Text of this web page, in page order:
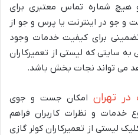
هیچ شماره تماس معتبری برای
جو در اینترنت یا پرس ‌و جو از
برای کیفیت خدمات وجود
سایتی که لیستی از تعمیرکاران
می‌ تواند نجات ‌بخش باشد.
در تهران امکان جست ‌و جوی
خدمات و نظرات کاربران فراهم
لیستی از تعمیرکاران کولر گازی